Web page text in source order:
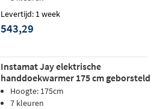
Levertijd: 1 week
543,29
Instamat Jay elektrische
handdoekwarmer 175 cm geborsteld
rvsHoogte: 175cm
7 kleuren